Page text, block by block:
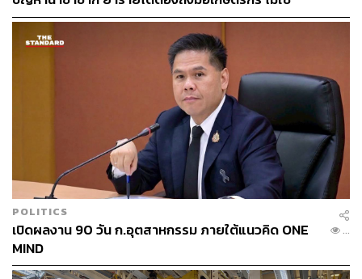
แบบ ร่วมลงทุนระหว่างภาครัฐและภาคเอกชน (PPP) หรือ
เป็นสัญญาแบบรัฐต่อรัฐ (G2G) และต้องรอความชัดเจนของ
แผนพัฒนากำลังผลิตไฟฟ้าของประเทศ (PDP) PDP เพื่อ
ทบทวนแนวทางการพัฒนาพื้นที่ใหม่ ด้วยเหตุที่อุตสาหกรรม
ปิโตรเคมีขาลง น้ำมันมีความผันผวนสูง เราจำเป็นต้องรอ
ความชัดเจนรัฐบาล” สุเมธ กล่าว
สุเมธ กล่าวอีกว่า สำหรับโครงสร้างพื้นฐานทุกอย่างพร้อม
หมดแล้ว ซึ่งเดิมพื้นที่แปลง A และแปลง C ได้วางแนวทาง
การลงทุนในรูปแบบ PPP Net Cost ประโยชน์ที่เอกชนจะได้
รับนั้น จะมาจากการดำเนินกิจการท่าเรือ สินค้าเหลว และ
คลังสินค้า หรือธุรกิจที่เกี่ยวเนื่อง
นายทุน
POLITICS
เปิดผลงาน 90 วัน ก.อุตสาหกรรม ภายใต้แนวคิด ONE
MIND
...